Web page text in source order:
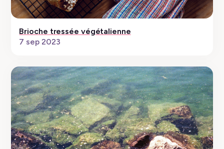
Brioche tressée végétalienne
7 sep 2023